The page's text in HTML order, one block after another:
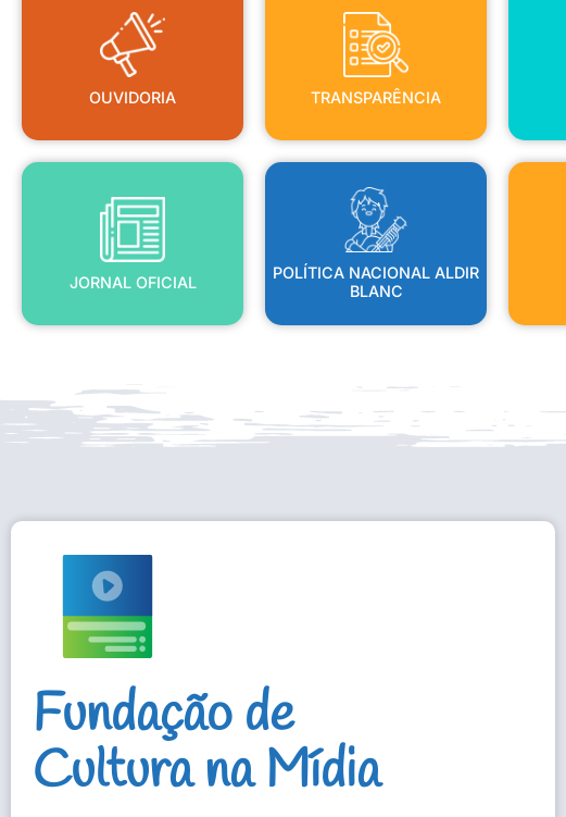
OUVIDORIA
OUVIDORIA
TRANSPARÊNCIA
TRANSPARÊNCIA
JORNAL OFICIAL
JORNAL OFICIAL
POLÍTICA NACIONAL ALDIR
BLANC
POLÍTICA NACIONAL ALDIR
BLANC
Fundação de
Cultura na Mídia